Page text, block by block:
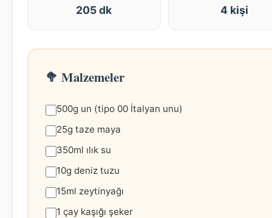
205 dk 4 kişi
🥦 Malzemeler
500g un (tipo 00 İtalyan unu)
25g taze maya
350ml ılık su
10g deniz tuzu
15ml zeytinyağı
1 çay kaşığı şeker